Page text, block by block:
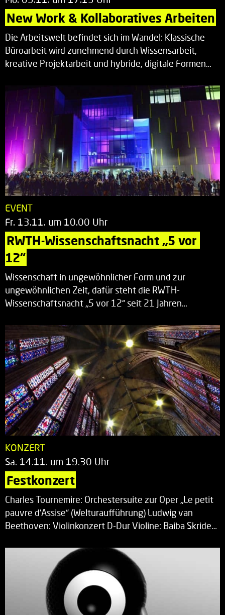
New Work & Kollaboratives Arbeiten
Die Arbeitswelt befindet sich im Wandel: Klassische
Büroarbeit wird zunehmend durch Wissensarbeit,
kreative Projektarbeit und hybride, digitale Formen…
EVENT
Fr. 13.11. um 10.00 Uhr
RWTH-Wissenschaftsnacht „5 vor
12“
Wissenschaft in ungewöhnlicher Form und zur
ungewöhnlichen Zeit, dafür steht die RWTH-
Wissenschaftsnacht „5 vor 12“ seit 21 Jahren…
KONZERT
Sa. 14.11. um 19.30 Uhr
Festkonzert
Charles Tournemire: Orchestersuite zur Oper „Le petit
pauvre d’Assise“ (Welturaufführung) Ludwig van
Beethoven: Violinkonzert D-Dur Violine: Baiba Skride…